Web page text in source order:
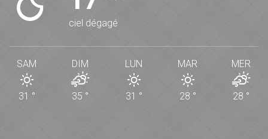
ciel dégagé
SAM
31 °
DIM
35 °
LUN
31 °
MAR
28 °
MER
28 °